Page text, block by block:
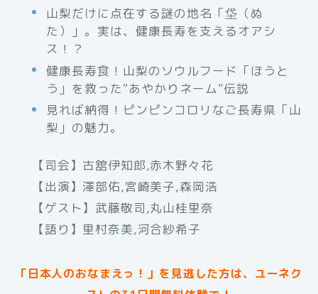
山梨だけに点在する謎の地名「垈（ぬ
た）」。実は、健康長寿を支えるオアシ
ス！？
健康長寿食！山梨のソウルフード「ほうと
う」を救った“あやかりネーム”伝説
見れば納得！ピンピンコロリなご長寿県「山
梨」の魅力。
【司会】古舘伊知郎,赤木野々花
【出演】澤部佑,宮崎美子,森岡浩
【ゲスト】武藤敬司,丸山桂里奈
【語り】里村奈美,河合紗希子
「日本人のおなまえっ！」を見逃した方は、ユーネク